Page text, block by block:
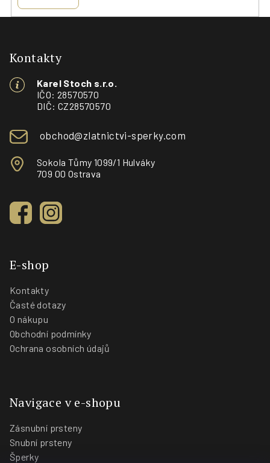
Kontakty
Karel Stoch s.r.o.
IČO: 28570570
DIČ: CZ28570570
obchod@zlatnictvi-sperky.com
Sokola Tůmy 1099/1 Hulváky
709 00 Ostrava
E-shop
Kontakty
Časté dotazy
O nákupu
Obchodní podmínky
Ochrana osobních údajů
Navigace v e-shopu
Zásnubní prsteny
Snubní prsteny
Šperky